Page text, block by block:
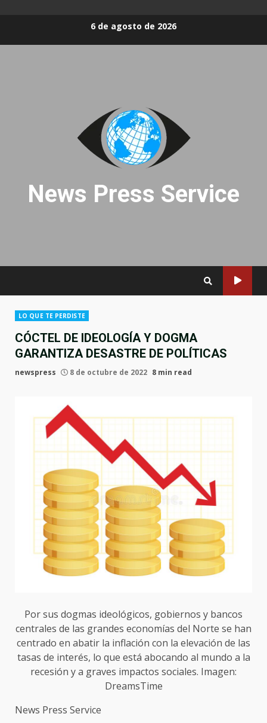
6 de agosto de 2026
News Press Service
LO QUE TE PERDISTE
CÓCTEL DE IDEOLOGÍA Y DOGMA
GARANTIZA DESASTRE DE POLÍTICAS
newspress 8 de octubre de 2022 8 min read
Por sus dogmas ideológicos, gobiernos y bancos
centrales de las grandes economías del Norte se han
centrado en abatir la inflación con la elevación de las
tasas de interés, lo que está abocando al mundo a la
recesión y a graves impactos sociales. Imagen:
DreamsTime
News Press Service